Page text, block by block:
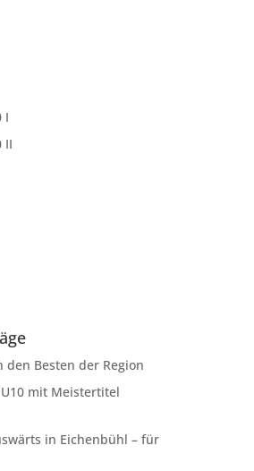
I
II
den Besten der Region
mit Meistertitel
in Eichenbühl – für